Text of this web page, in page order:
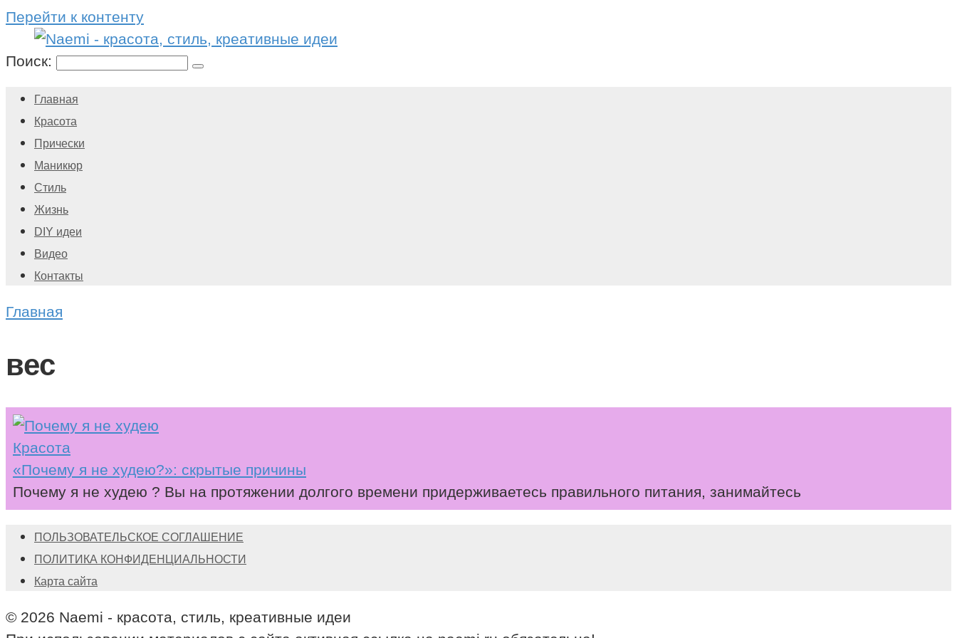
Перейти к контенту
Поиск:
Главная
Красота
Прически
Маникюр
Стиль
Жизнь
DIY идеи
Видео
Контакты
Главная
вес
Красота
«Почему я не худею?»: скрытые причины
Почему я не худею ? Вы на протяжении долгого времени придерживаетесь правильного питания, занимайтесь
ПОЛЬЗОВАТЕЛЬСКОЕ СОГЛАШЕНИЕ
ПОЛИТИКА КОНФИДЕНЦИАЛЬНОСТИ
Карта сайта
© 2026 Naemi - красота, стиль, креативные идеи